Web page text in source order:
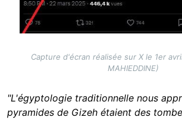
Capture d'écran réalisée sur X le 1er
MAHIEDDINE)
"L'égyptologie traditionnelle nous
pyramides de Gizeh étaient des